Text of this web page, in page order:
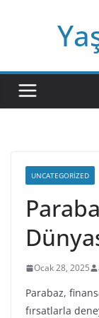
UNCATEGORIZED
Ocak 28, 2025
Parabaz,
fırsatlarla